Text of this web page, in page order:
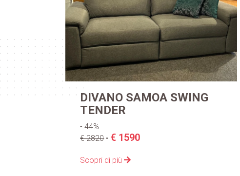
PORTA TV TONIN
CORTES
- 50%
€ 2.946,00 • € 1.479,00
Scopri di più